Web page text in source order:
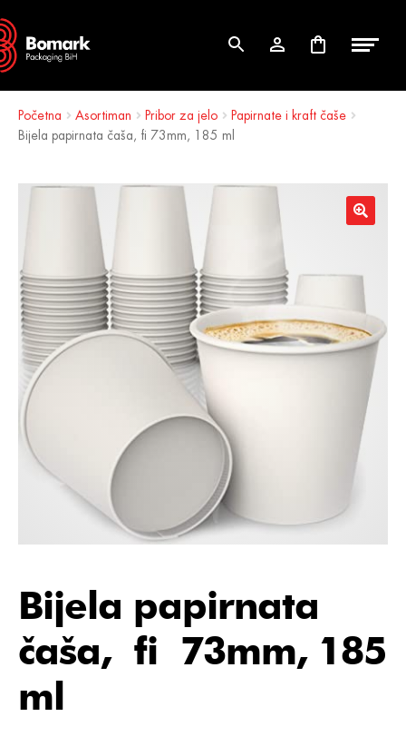
Skip
to
navigation
Skip
to
content
Početna Asortiman Pribor za jelo
Papirnate i kraft čaše
Bijela papirnata čaša, fi 73mm, 185 ml
Bijela papirnata
čaša, fi 73mm, 185
ml